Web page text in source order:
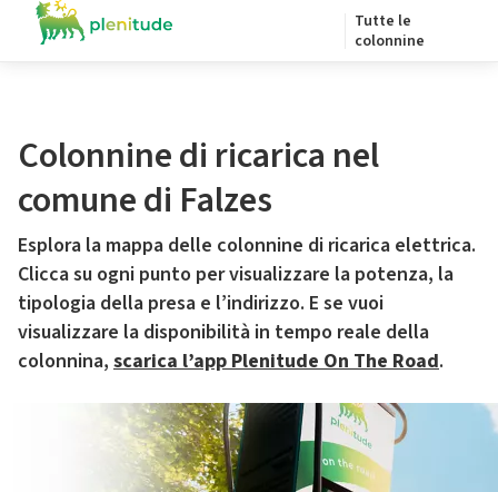
Tutte le
colonnine
Colonnine di ricarica nel
comune di Falzes
Esplora la mappa delle colonnine di ricarica elettrica.
Clicca su ogni punto per visualizzare la potenza, la
tipologia della presa e l’indirizzo. E se vuoi
visualizzare la disponibilità in tempo reale della
colonnina, scarica l’app Plenitude On The Road.